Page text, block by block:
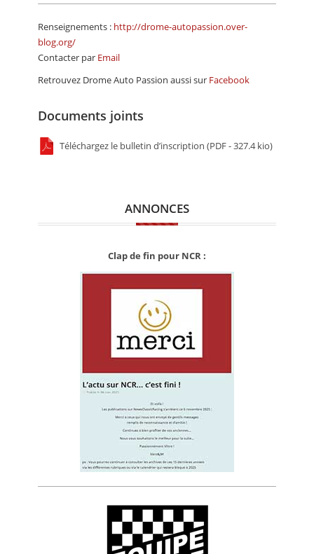
Renseignements : http://drome-autopassion.over-
blog.org/
Contacter par Email
Retrouvez Drome Auto Passion aussi sur Facebook
Documents joints
Téléchargez le bulletin d’inscription (PDF - 327.4 kio)
ANNONCES
Clap de fin pour NCR :